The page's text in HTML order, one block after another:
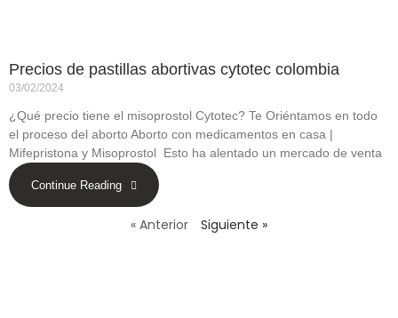
Precios de pastillas abortivas cytotec colombia
03/02/2024
¿Qué precio tiene el misoprostol Cytotec? Te Oriéntamos en todo
el proceso del aborto Aborto con medicamentos en casa |
Mifepristona y Misoprostol Esto ha alentado un mercado de venta
Continue Reading
« Anterior Siguiente »